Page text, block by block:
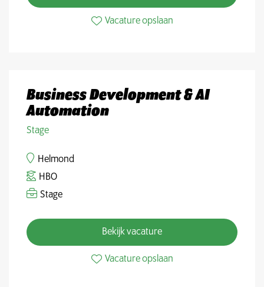
Vacature opslaan
Business Development & AI
Automation
Stage
Helmond
HBO
Stage
Bekijk vacature
Vacature opslaan